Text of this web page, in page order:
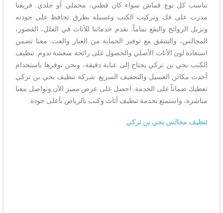
تناسب كل نوع قماش سواء كان قطني، مخملي أو جلدي. فريقنا
مدرب على فك وتركيب الكنب وغسيله بطرق تحافظ على جودته
وتزيل الروائح والبقع تماماً. نقدم خدماتنا للأثاث في الفلل، القصور،
المجالس، والشقق مع توفير الحماية من الغبار والعث. معنا تضمن
استعادة لون الأثاث الأصلي والحصول على رائحة منعشة تدوم. تنظيف
الكنب بحي بن تركي يحتاج إلى عناية دقيقة، ونحن نوفرها باستخدام
أحدث مكائن الغسيل والتجفيف السريع. شركة تنظيف بحي بن تركي
تعطيك ضماناً على الخدمة. احصل على عرض مميز الآن وتواصل معنا
مباشرة، واستمتع بخدمة تنظيف أثاث وكنب بالرياض بأعلى جودة.
تنظيف مجالس بحي بن تركي